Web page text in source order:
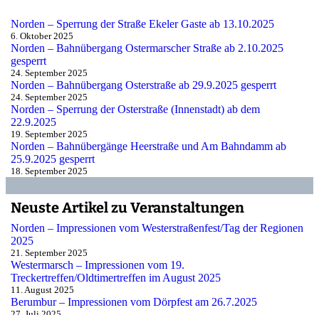
Norden – Sperrung der Straße Ekeler Gaste ab 13.10.2025
6. Oktober 2025
Norden – Bahnübergang Ostermarscher Straße ab 2.10.2025
gesperrt
24. September 2025
Norden – Bahnübergang Osterstraße ab 29.9.2025 gesperrt
24. September 2025
Norden – Sperrung der Osterstraße (Innenstadt) ab dem
22.9.2025
19. September 2025
Norden – Bahnübergänge Heerstraße und Am Bahndamm ab
25.9.2025 gesperrt
18. September 2025
Neuste Artikel zu Veranstaltungen
Norden – Impressionen vom Westerstraßenfest/Tag der Regionen
2025
21. September 2025
Westermarsch – Impressionen vom 19.
Treckertreffen/Oldtimertreffen im August 2025
11. August 2025
Berumbur – Impressionen vom Dörpfest am 26.7.2025